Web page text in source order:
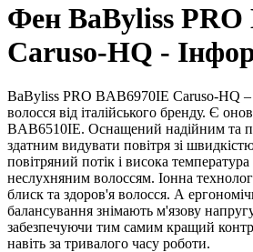
Фен BaByliss PRO
Caruso-HQ -
BaByliss PRO BAB6970IE Caruso-HQ
волосся від італійського бренду. Є
BAB6510IE. Оснащений надійним та
здатним видувати повітря зі
повітряний потік і висока температура
неслухняним волоссям. Іонна
блиск та здоров'я волосся. А
балансування знімають м'язову
забезпечуючи тим самим кращий
навіть за тривалого часу роботи.